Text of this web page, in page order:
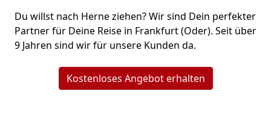
Du willst nach Herne ziehen? Wir sind Dein perfekter
Partner für Deine Reise in Frankfurt (Oder). Seit über
9 Jahren sind wir für unsere Kunden da.
Kostenloses Angebot erhalten